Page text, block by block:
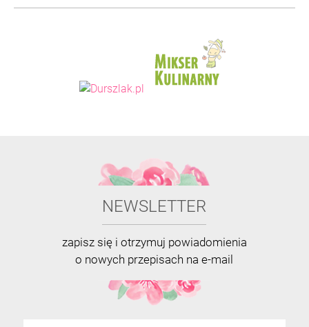
NEWSLETTER
zapisz się i otrzymuj powiadomienia
o nowych przepisach na e-mail